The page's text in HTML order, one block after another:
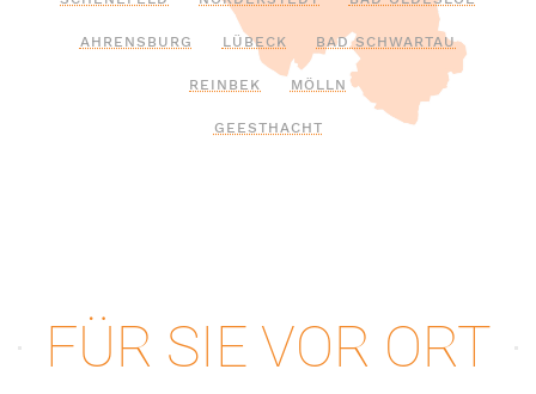
AHRENSBURG LÜBECK BAD SCHWARTAU
REINBEK MÖLLN
GEESTHACHT
FÜR SIE VOR ORT